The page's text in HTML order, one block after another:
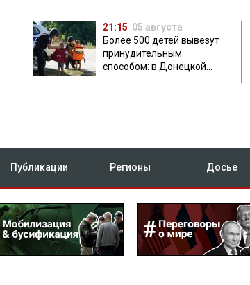
21:15 05 августа
Более 500 детей вывезут
принудительным
способом: в Донецкой
Публикации Регионы Досье